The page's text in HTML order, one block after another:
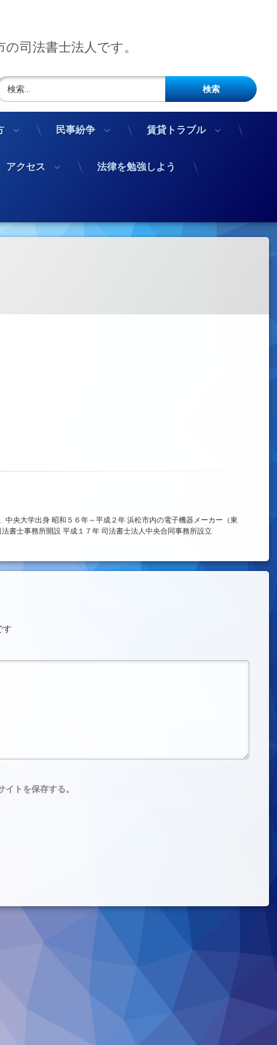
司法書士法人です。
検索:
民事紛争 賃貸トラブル
アクセス 法律を勉強しよう
大学出身 昭和５６年～平成２年 浜松市内の電子機器メーカー（東
書士事務所開設 平成１７年 司法書士法人中央合同事務所設立
す
トを保存する。